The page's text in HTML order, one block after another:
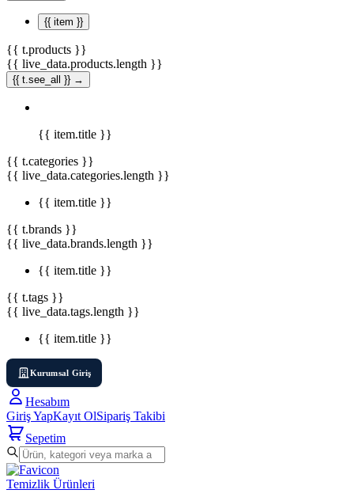
{{ item }}
{{ t.products }}
{{ live_data.products.length }}
{{ t.see_all }} →
{{ item.title }}
{{ t.categories }}
{{ live_data.categories.length }}
{{ item.title }}
{{ t.brands }}
{{ live_data.brands.length }}
{{ item.title }}
{{ t.tags }}
{{ live_data.tags.length }}
{{ item.title }}
Kurumsal Giriş
Hesabım
Giriş YapKayıt OlSipariş Takibi
Sepetim
Temizlik Ürünleri